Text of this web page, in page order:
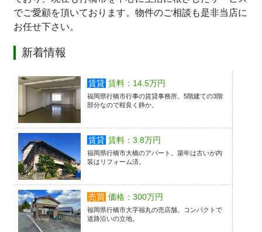
でご愛顧を頂いております。物件のご相談も是非当店に
お任せ下さい。
新着情報
賃貸 賃料：14.5万円
福岡県行橋市行事の賃貸事務所。5階建ての3階
部分なので程良く静か。
賃貸 賃料：3.8万円
福岡県行橋市大橋のアパート。築年は古いが内
装はリフォーム済。
売買 価格：300万円
福岡県行橋市大字福丸の売店舗。コンパクトで
道路沿いの立地。